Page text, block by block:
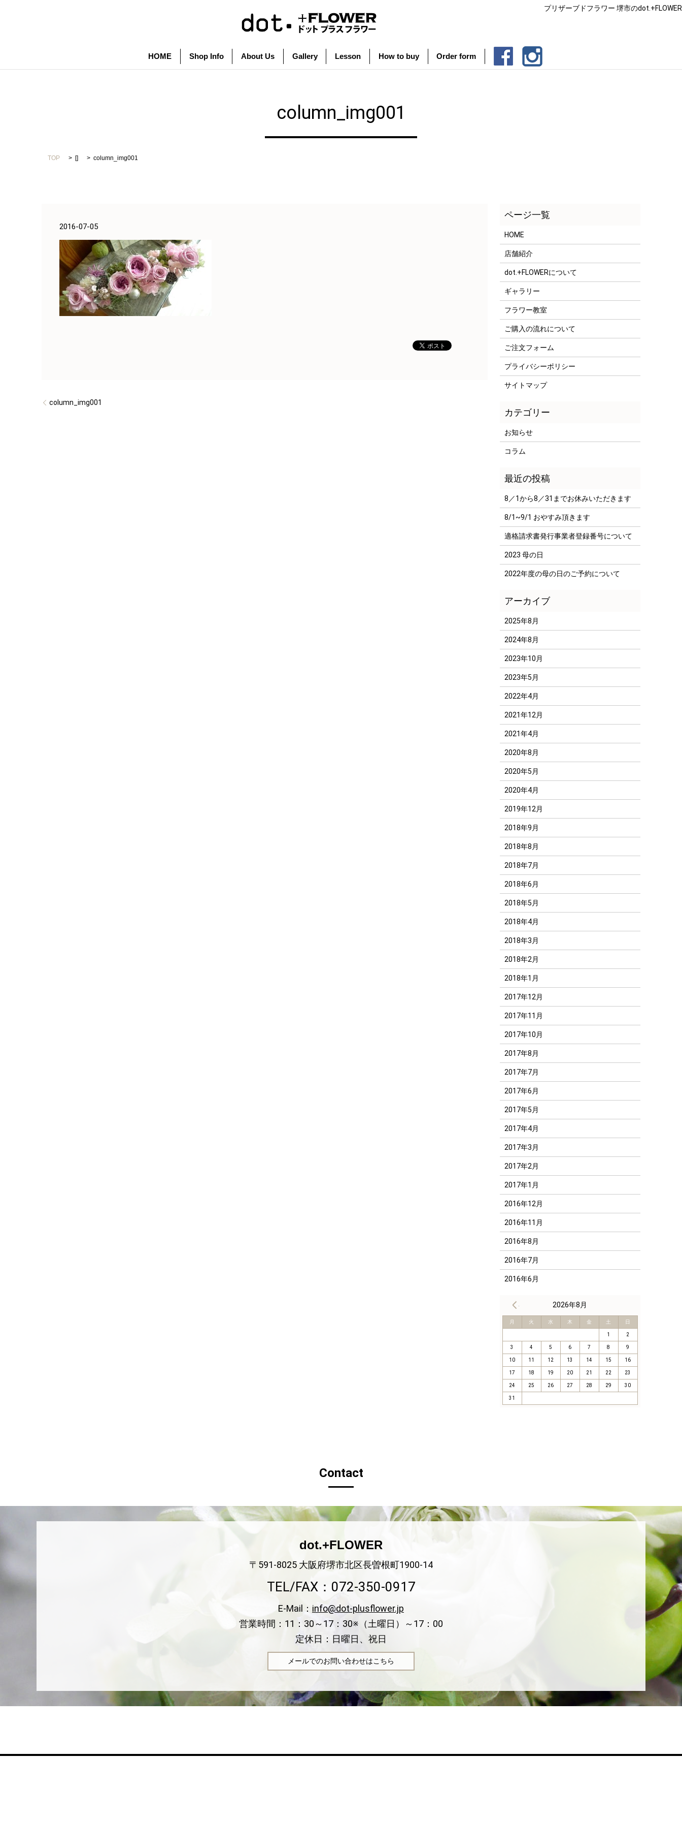
プリザーブドフラワー 堺市のdot.+FLOWER
HOME Shop Info About Us Gallery Lesson How to buy Order form
column_img001
TOP [] column_img001
2016-07-05
column_img001
HOME
店舗紹介
dot.+FLOWERについて
ギャラリー
フラワー教室
ご購入の流れについて
ご注文フォーム
プライバシーポリシー
サイトマップ
お知らせ
コラム
8／1から8／31までお休みいただきます
8/1~9/1 おやすみ頂きます
適格請求書発行事業者登録番号について
2023 母の日
2022年度の母の日のご予約について
2025年8月
2024年8月
2023年10月
2023年5月
2022年4月
2021年12月
2021年4月
2020年8月
2020年5月
2020年4月
2019年12月
2018年9月
2018年8月
2018年7月
2018年6月
2018年5月
2018年4月
2018年3月
2018年2月
2018年1月
2017年12月
2017年11月
2017年10月
2017年8月
2017年7月
2017年6月
2017年5月
2017年4月
2017年3月
2017年2月
2017年1月
2016年12月
2016年11月
2016年8月
2016年7月
2016年6月
2026年8月
月 火 水 木 金 土 日
1 2
3 4 5 6 7 8 9
10 11 12 13 14 15 16
17 18 19 20 21 22 23
24 25 26 27 28 29 30
31
Contact
dot.+FLOWER
〒591-8025 大阪府堺市北区長曽根町1900-14
TEL/FAX：072-350-0917
E-Mail： info@dot-plusflower.jp
営業時間：11：30～17：30※（土曜日）～17：00
定休日：日曜日、祝日
メールでのお問い合わせはこちら